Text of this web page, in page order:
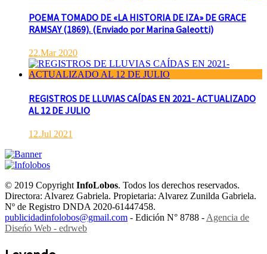
POEMA TOMADO DE «LA HISTORIA DE IZA» DE GRACE
RAMSAY (1869). (Enviado por Marina Galeotti)
22.Mar 2020
REGISTROS DE LLUVIAS CAÍDAS EN 2021- ACTUALIZADO
AL 12 DE JULIO
12.Jul 2021
© 2019 CopyrightInfoLobos. Todos los derechos reservados.
Directora: Alvarez Gabriela. Propietaria: Alvarez Zunilda Gabriela.
Nº de Registro DNDA 2020-61447458.
publicidadinfolobos@gmail.com - Edición N° 8788 -Agencia de
Diseńo Web - edrweb